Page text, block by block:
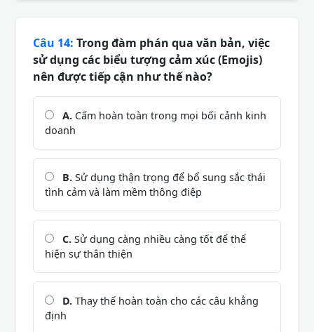
Câu 14: Trong đàm phán qua văn bản, việc
sử dụng các biểu tượng cảm xúc (Emojis)
nên được tiếp cận như thế nào?
A. Cấm hoàn toàn trong mọi bối cảnh kinh
doanh
B. Sử dụng thận trọng để bổ sung sắc thái
tình cảm và làm mềm thông điệp
C. Sử dụng càng nhiều càng tốt để thể
hiện sự thân thiện
D. Thay thế hoàn toàn cho các câu khẳng
định